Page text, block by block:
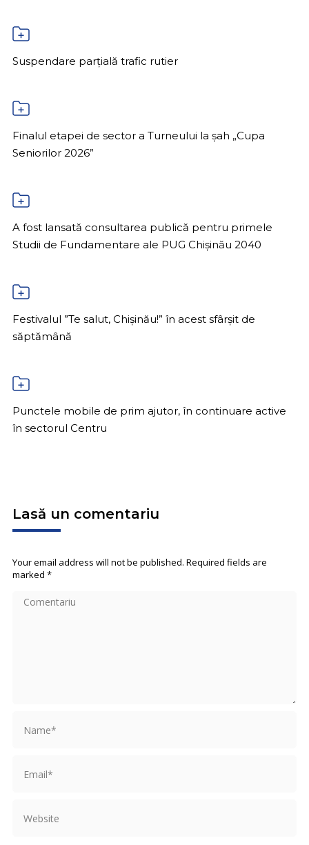
Suspendare parțială trafic rutier
Finalul etapei de sector a Turneului la șah „Cupa
Seniorilor 2026”
A fost lansată consultarea publică pentru primele
Studii de Fundamentare ale PUG Chișinău 2040
Festivalul ”Te salut, Chișinău!” în acest sfârșit de
săptămână
Punctele mobile de prim ajutor, în continuare active
în sectorul Centru
Lasă un comentariu
Your email address will not be published. Required fields are
marked *
Comentariu